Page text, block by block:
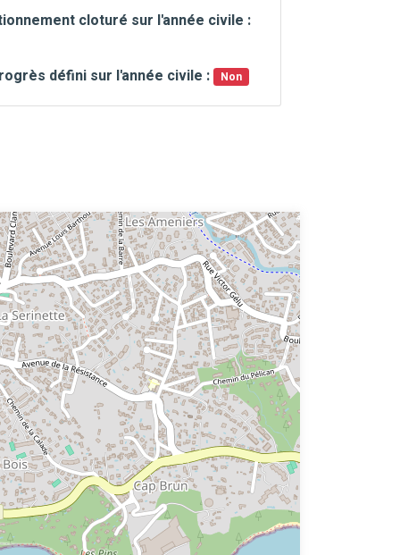
cloturé sur l'année civile :
défini sur l'année civile : Non